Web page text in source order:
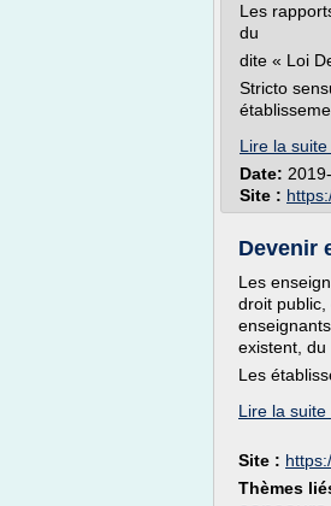
Les
du
dite « Loi
Stricto
Lire la suite
Date:
Site :
Devenir
Les
droit public,
existent, du
Les
Lire la suite
Site :
Thèmes